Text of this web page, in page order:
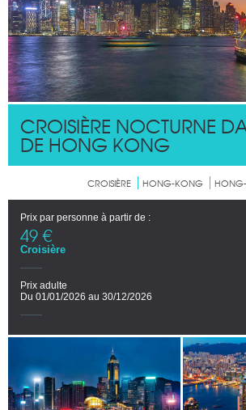
CROISIÈRE NOCTURNE
DE HONG KONG
CROISIÈRE HONG-KONG
Prix par personne à partir de :
49 €
Croisière
Prix adulte
Du 01/01/2026 au 30/12/2026